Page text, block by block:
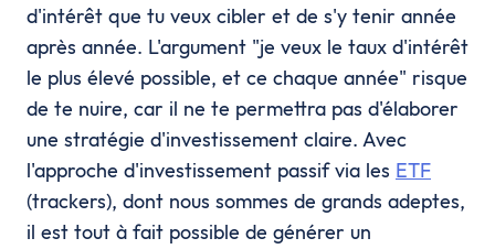
d'intérêt que tu veux cibler et de s'y tenir année
après année. L'argument "je veux le taux d'intérêt
le plus élevé possible, et ce chaque année" risque
de te nuire, car il ne te permettra pas d'élaborer
une stratégie d'investissement claire. Avec
l'approche d'investissement passif via les ETF
(trackers), dont nous sommes de grands adeptes,
il est tout à fait possible de générer un